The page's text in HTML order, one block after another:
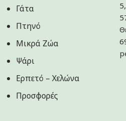
Γάτα
Πτηνό
Μικρά Ζώα
Ψάρι
Ερπετό – Χελώνα
Προσφορές
5,